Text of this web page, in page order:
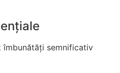
semnificativ